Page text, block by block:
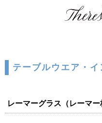
テーブルウエア・イ
レーマーグラス（レーマ